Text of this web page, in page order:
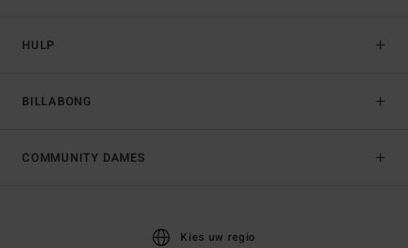
HULP
BILLABONG
COMMUNITY DAMES
Kies uw regio